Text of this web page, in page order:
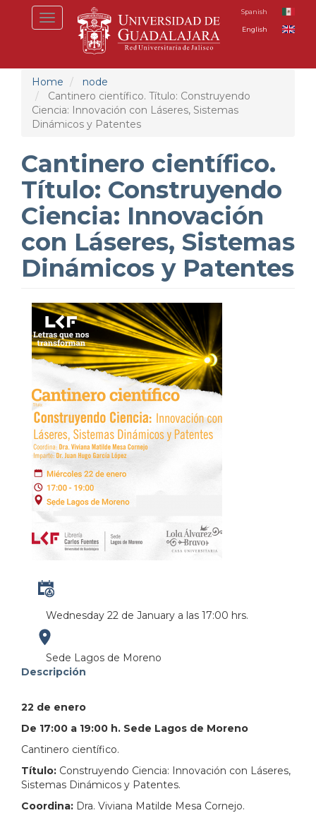
Toggle
navigation
Spanish
English
Home
node
Cantinero científico. Título: Construyendo
Ciencia: Innovación con Láseres, Sistemas
Dinámicos y Patentes
Cantinero científico.
Título: Construyendo
Ciencia: Innovación
con Láseres, Sistemas
Dinámicos y Patentes
Wednesday 22 de January a las 17:00 hrs.
Sede Lagos de Moreno
Descripción
22 de enero
De 17:00 a 19:00 h. Sede Lagos de Moreno
Cantinero científico.
Título: Construyendo Ciencia: Innovación con Láseres,
Sistemas Dinámicos y Patentes.
Coordina: Dra. Viviana Matilde Mesa Cornejo.